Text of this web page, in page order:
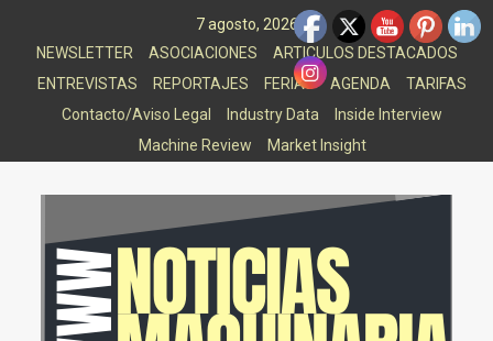
7 agosto, 2026
NEWSLETTER
ASOCIACIONES
ARTICULOS DESTACADOS
ENTREVISTAS
REPORTAJES FERIAS AGENDA
TARIFAS
Contacto/Aviso Legal
Industry Data
Inside Interview
Machine Review
Market Insight